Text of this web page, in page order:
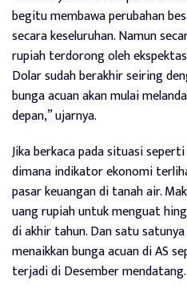
begitu membawa perubahan
secara keseluruhan. Namun
rupiah terdorong oleh
Dolar sudah berakhir seiring
bunga acuan akan mulai
depan,” ujarnya.
Jika berkaca pada situasi
dimana indikator ekonomi
pasar keuangan di tanah air.
uang rupiah untuk menguat
di akhir tahun. Dan satu
menaikkan bunga acuan di AS
terjadi di Desember mendatang.